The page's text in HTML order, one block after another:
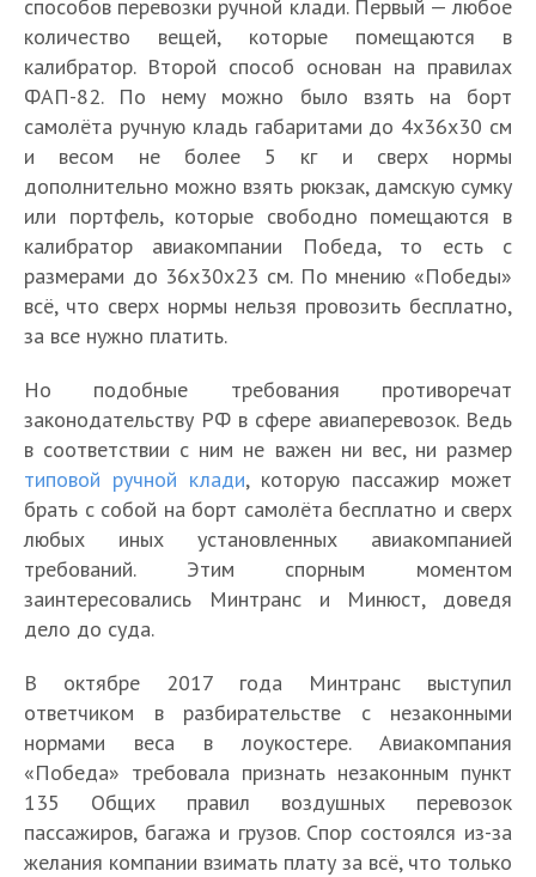
способов перевозки ручной клади. Первый — любое
количество вещей, которые помещаются в
калибратор. Второй способ основан на правилах
ФАП-82. По нему можно было взять на борт
самолёта ручную кладь габаритами до 4х36х30 см
и весом не более 5 кг и сверх нормы
дополнительно можно взять рюкзак, дамскую сумку
или портфель, которые свободно помещаются в
калибратор авиакомпании Победа, то есть с
размерами до 36х30х23 см. По мнению «Победы»
всё, что сверх нормы нельзя провозить бесплатно,
за все нужно платить.
Но подобные требования противоречат
законодательству РФ в сфере авиаперевозок. Ведь
в соответствии с ним не важен ни вес, ни размер
типовой ручной клади, которую пассажир может
брать с собой на борт самолёта бесплатно и сверх
любых иных установленных авиакомпанией
требований. Этим спорным моментом
заинтересовались Минтранс и Минюст, доведя
дело до суда.
В октябре 2017 года Минтранс выступил
ответчиком в разбирательстве с незаконными
нормами веса в лоукостере. Авиакомпания
«Победа» требовала признать незаконным пункт
135 Общих правил воздушных перевозок
пассажиров, багажа и грузов. Спор состоялся из-за
желания компании взимать плату за всё, что только